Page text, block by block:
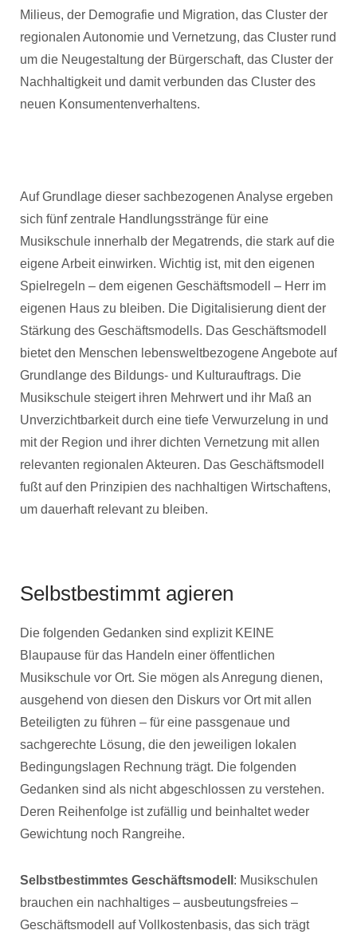
Milieus, der Demografie und Migration, das Cluster der
regionalen Autonomie und Vernetzung, das Cluster rund
um die Neugestaltung der Bürgerschaft, das Cluster der
Nachhaltigkeit und damit verbunden das Cluster des
neuen Konsumentenverhaltens.
Auf Grundlage dieser sachbezogenen Analyse ergeben
sich fünf zentrale Handlungsstränge für eine
Musikschule innerhalb der Megatrends, die stark auf die
eigene Arbeit einwirken. Wichtig ist, mit den eigenen
Spielregeln – dem eigenen Geschäftsmodell – Herr im
eigenen Haus zu bleiben. Die Digitalisierung dient der
Stärkung des Geschäftsmodells. Das Geschäftsmodell
bietet den Menschen lebensweltbezogene Angebote auf
Grundlange des Bildungs- und Kulturauftrags. Die
Musikschule steigert ihren Mehrwert und ihr Maß an
Unverzichtbarkeit durch eine tiefe Verwurzelung in und
mit der Region und ihrer dichten Vernetzung mit allen
relevanten regionalen Akteuren. Das Geschäftsmodell
fußt auf den Prinzipien des nachhaltigen Wirtschaftens,
um dauerhaft relevant zu bleiben.
Selbstbestimmt agieren
Die folgenden Gedanken sind explizit KEINE
Blaupause für das Handeln einer öffentlichen
Musikschule vor Ort. Sie mögen als Anregung dienen,
ausgehend von diesen den Diskurs vor Ort mit allen
Beteiligten zu führen – für eine passgenaue und
sachgerechte Lösung, die den jeweiligen lokalen
Bedingungslagen Rechnung trägt. Die folgenden
Gedanken sind als nicht abgeschlossen zu verstehen.
Deren Reihenfolge ist zufällig und beinhaltet weder
Gewichtung noch Rangreihe.
Selbstbestimmtes Geschäftsmodell : Musikschulen
brauchen ein nachhaltiges – ausbeutungsfreies –
Geschäftsmodell auf Vollkostenbasis, das sich trägt